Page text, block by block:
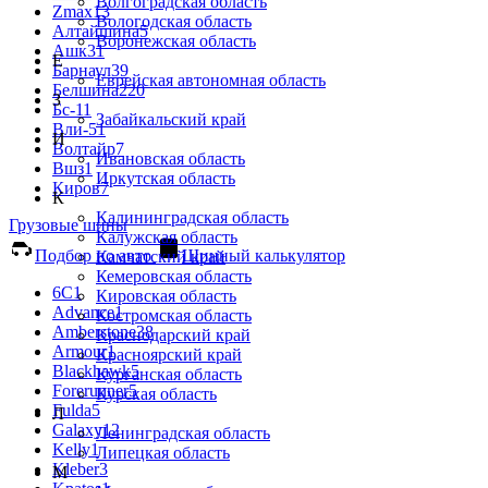
Zmax13
Алтайшина5
Ашк31
Барнаул39
Белшина220
Бс-11
Вли-51
Волтайр7
Вшз1
Киров7
Грузовые шины
Подбор по авто
Шинный калькулятор
6С1
Advance1
Amberstone38
Armour1
Blackhawk5
Forerunner5
Fulda5
Galaxy12
Kelly1
Kleber3
Вологодская область
Воронежская область
Е
Еврейская автономная область
З
Забайкальский край
И
Ивановская область
Иркутская область
К
Калининградская область
Калужская область
Камчатский край
Кемеровская область
Кировская область
Костромская область
Краснодарский край
Красноярский край
Курганская область
Курская область
Л
Ленинградская область
Липецкая область
М